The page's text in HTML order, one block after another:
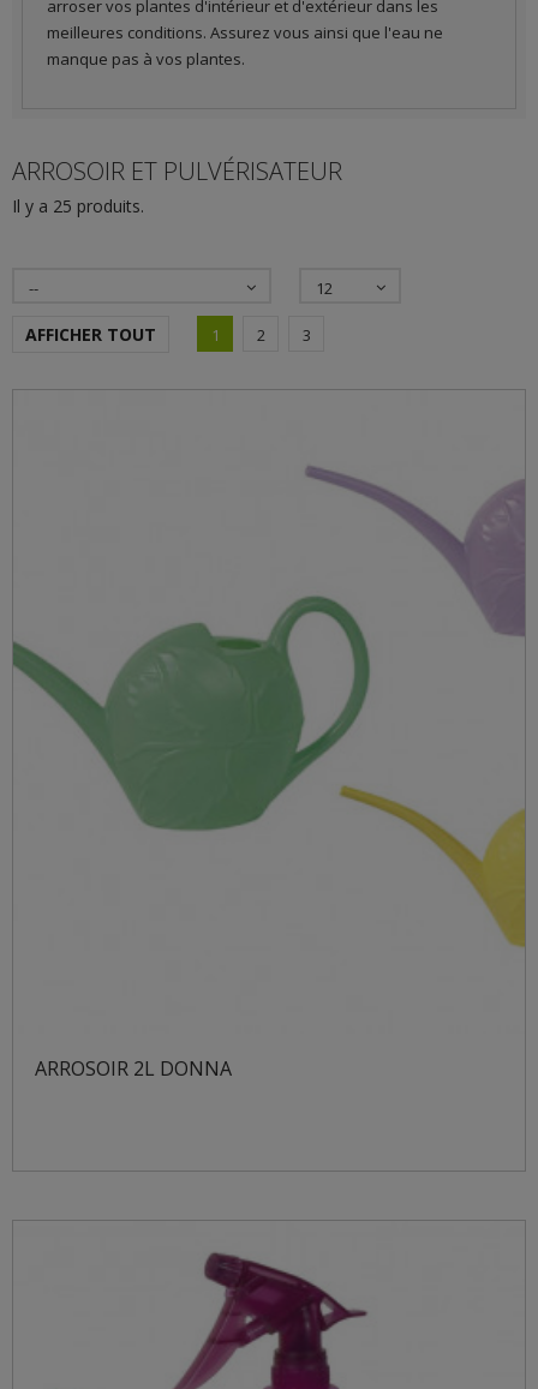
arroser vos plantes d'intérieur et d'extérieur dans les
meilleures conditions. Assurez vous ainsi que l'eau ne
manque pas à vos plantes.
ARROSOIR ET PULVÉRISATEUR
Il y a 25 produits.
-- 12
AFFICHER TOUT 1 2 3
ARROSOIR 2L DONNA